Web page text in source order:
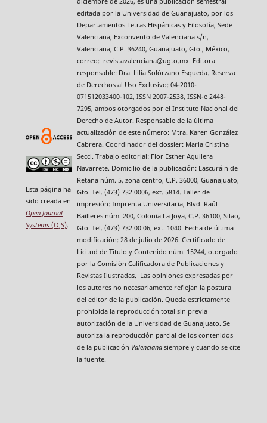
Esta página ha
sido creada en
Open Journal
Systems(OJS).
editada por la Universidad de Guanajuato, por los
Departamentos Letras Hispánicas y Filosofía, Sede
Valenciana, Exconvento de Valenciana s/n,
Valenciana, C.P. 36240, Guanajuato, Gto., México,
correo: revistavalenciana@ugto.mx. Editora
responsable: Dra. Lilia Solórzano Esqueda. Reserva
de Derechos al Uso Exclusivo: 04-2010-
071512033400-102, ISSN 2007-2538, ISSN-e 2448-
7295, ambos otorgados por el Instituto Nacional del
Derecho de Autor. Responsable de la última
actualización de este número: Mtra. Karen González
Cabrera. Coordinador del dossier: Maria Cristina
Secci. Trabajo editorial: Flor Esther Aguilera
Navarrete. Domicilio de la publicación: Lascuráin de
Retana núm. 5, zona centro, C.P. 36000, Guanajuato,
Gto. Tel. (473) 732 0006, ext. 5814. Taller de
impresión: Imprenta Universitaria, Blvd. Raúl
Bailleres núm. 200, Colonia La Joya, C.P. 36100, Silao,
Gto. Tel. (473) 732 00 06, ext. 1040. Fecha de última
modificación: 28 de julio de 2026. Certificado de
Licitud de Título y Contenido núm. 15244, otorgado
por la Comisión Calificadora de Publicaciones y
Revistas Ilustradas. Las opiniones expresadas por
los autores no necesariamente reflejan la postura
del editor de la publicación. Queda estrictamente
prohibida la reproducción total sin previa
autorización de la Universidad de Guanajuato. Se
autoriza la reproducción parcial de los contenidos
de la publicación Valencianasiempre y cuando se cite
la fuente.